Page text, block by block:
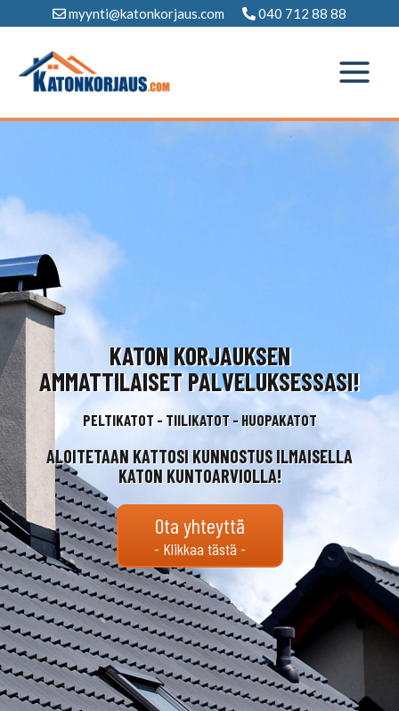
sisältöön
myynti@katonkorjaus.com 040 712 88 88
KATON KORJAUKSEN
AMMATTILAISET PALVELUKSESSASI!
PELTIKATOT - TIILIKATOT - HUOPAKATOT
ALOITETAAN KATTOSI KUNNOSTUS ILMAISELLA
KATON KUNTOARVIOLLA!
Ota yhteyttä